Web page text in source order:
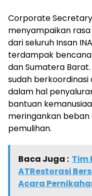
Corporate Secretary
menyampaikan
dari seluruh Insan
terdampak
dan Sumatera
sudah
dalam hal
bantuan
meringankan
pemulihan.
Baca Juga : Tim
ATRestorasi
Acara